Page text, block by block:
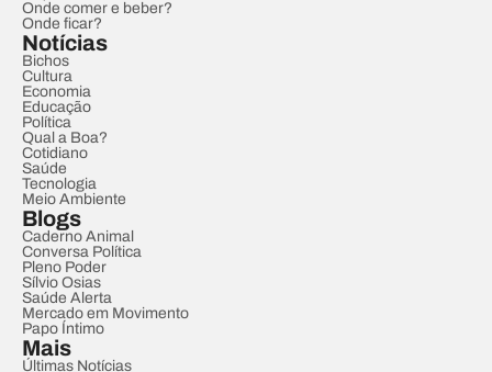
Onde comer e beber?
Onde ficar?
Notícias
Bichos
Cultura
Economia
Educação
Política
Qual a Boa?
Cotidiano
Saúde
Tecnologia
Meio Ambiente
Blogs
Caderno Animal
Conversa Política
Pleno Poder
Sílvio Osias
Saúde Alerta
Mercado em Movimento
Papo Íntimo
Mais
Últimas Notícias